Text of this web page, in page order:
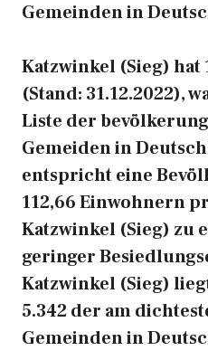
Gemeinden in
Katzwinkel (Sieg) hat
(Stand: 31.12.2022),
Liste der
Gemeiden in
entspricht eine
112,66 Einwohnern
Katzwinkel (Sieg) zu
geringer
Katzwinkel (Sieg)
5.342 der am
Gemeinden in